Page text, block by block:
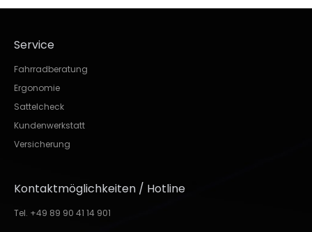
Service
Fahrradberatung
Ergonomie
Sattelcheck
Kundenwerkstatt
Versicherung
Kontaktmöglichkeiten / Hotline
Tel. +49 89 90 41 14 901